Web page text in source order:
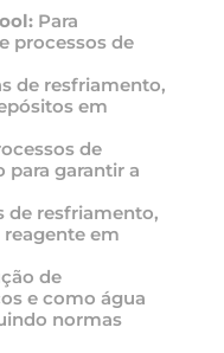
Para
processos de
de resfriamento,
em
de
garantir a
de resfriamento,
em
de
e como água
normas